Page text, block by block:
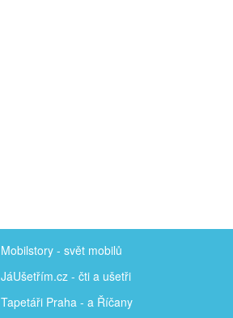
Mobilstory - svět mobilů
JáUšetřím.cz - čti a ušetři
Tapetáři Praha - a Říčany